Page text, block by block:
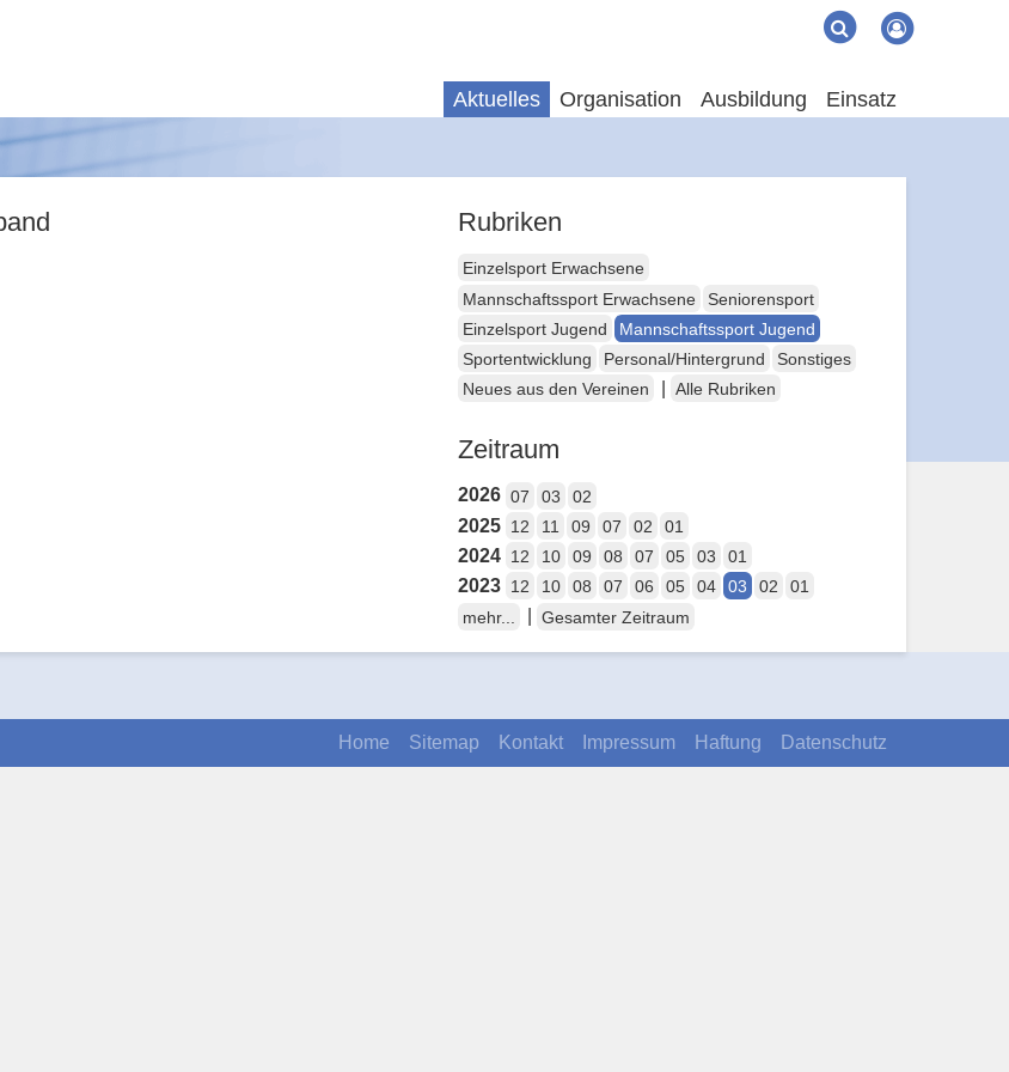
Suche Suchen
Aktuelles Organisation Ausbildung Einsatz
Rubriken
Einzelsport Erwachsene
Mannschaftssport Erwachsene
Seniorensport
Einzelsport Jugend
Mannschaftssport Jugend
Sportentwicklung
Personal/Hintergrund
Sonstiges
Neues aus den Vereinen
Alle Rubriken
Zeitraum
2026 07 03 02
2025 12 11 09 07 02 01
2024 12 10 09 08 07 05 03 01
2023 12 10 08 07 06 05 04 03 02
01
mehr...
Gesamter Zeitraum
Home Sitemap Kontakt Impressum Haftung Datenschutz